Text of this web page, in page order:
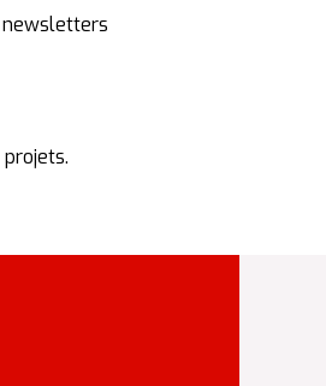
newsletters
projets.